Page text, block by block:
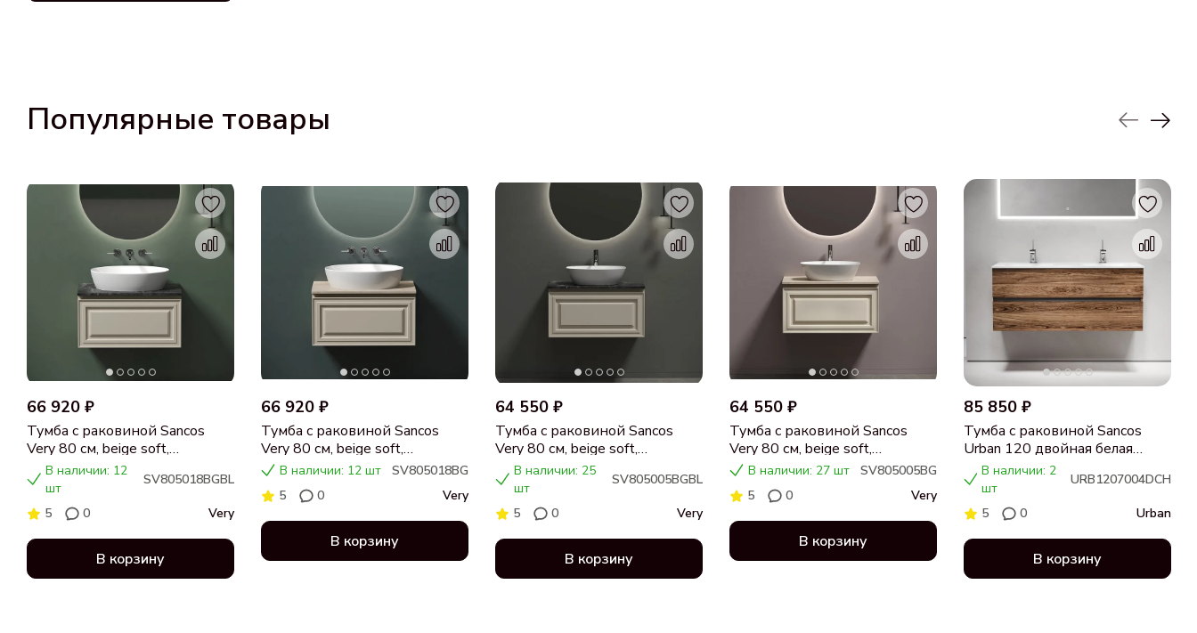
Популярные товары
66 920 ₽
Тумба с раковиной Sancos
Very 80 см, beige soft,
столешница черный мрамор,
раковина CN5018
В наличии: 12
шт
SV805018BGBL
5
0 Very
В корзину
66 920 ₽
Тумба с раковиной Sancos
Very 80 см, beige soft,
столешница бежевая,
раковина CN5018
В наличии: 12 шт
SV805018BG
5
0 Very
В корзину
64 550 ₽
Тумба с раковиной Sancos
Very 80 см, beige soft,
столешница черный мрамор,
раковина CN5005
В наличии: 25
шт
SV805005BGBL
5
0 Very
В корзину
64 550 ₽
Тумба с раковиной Sancos
Very 80 см, beige soft,
столешница бежевая,
раковина CN5005
В наличии: 27 шт
SV805005BG
5
0 Very
В корзину
85 850 ₽
Тумба с раковиной Sancos
Urban 120 двойная белая
раковина CN7004, дуб
чарльстон
В наличии: 2
шт
URB1207004DCH
5
0 Urban
В корзину